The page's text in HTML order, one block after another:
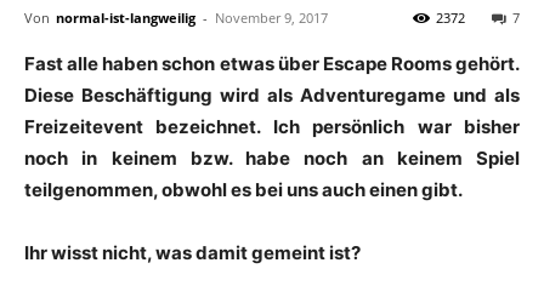
Von normal-ist-langweilig - November 9, 2017 7
2372
Fast alle haben schon etwas über Escape Rooms gehört.
Diese Beschäftigung wird als Adventuregame und als
Freizeitevent bezeichnet. Ich persönlich war bisher
noch in keinem bzw. habe noch an keinem Spiel
teilgenommen, obwohl es bei uns auch einen gibt.
Ihr wisst nicht, was damit gemeint ist?